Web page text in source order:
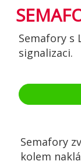
Semafory s
signalizaci.
Semafory
kolem